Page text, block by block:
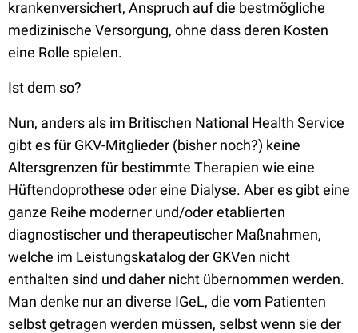
krankenversichert, Anspruch auf die bestmögliche
medizinische Versorgung, ohne dass deren Kosten
eine Rolle spielen.
Ist dem so?
Nun, anders als im Britischen National Health Service
gibt es für GKV-Mitglieder (bisher noch?) keine
Altersgrenzen für bestimmte Therapien wie eine
Hüftendoprothese oder eine Dialyse. Aber es gibt eine
ganze Reihe moderner und/oder etablierten
diagnostischer und therapeutischer Maßnahmen,
welche im Leistungskatalog der GKVen nicht
enthalten sind und daher nicht übernommen werden.
Man denke nur an diverse IGeL, die vom Patienten
selbst getragen werden müssen, selbst wenn sie der